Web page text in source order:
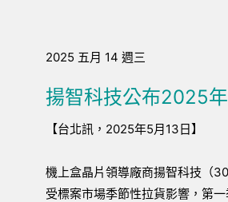
2025 五月 14 週三
揚智科技公布2025
【台北訊，2025年5月13日】
機上盒晶片領導廠商揚智科技（
受標案市場季節性拉貨影響，第